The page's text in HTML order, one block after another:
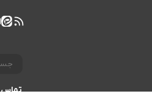
تماس